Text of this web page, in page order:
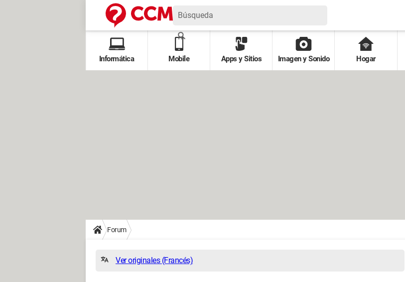
Informática Mobile Apps y Sitios Imagen y Sonido Hogar
Forum
Ver originales (Francés)